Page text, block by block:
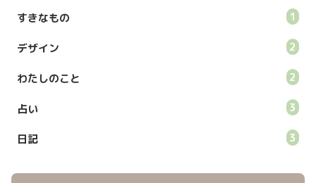
すきなもの 1
デザイン 2
わたしのこと 2
占い 3
日記 3